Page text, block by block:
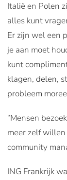
Italië en Polen
alles kunt
Er zijn wel een
je aan moet
kunt
klagen, delen,
probleem
“Mensen
meer zelf willen
community
ING Frankrijk